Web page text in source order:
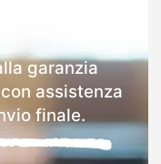
garanzia
assistenza
finale.